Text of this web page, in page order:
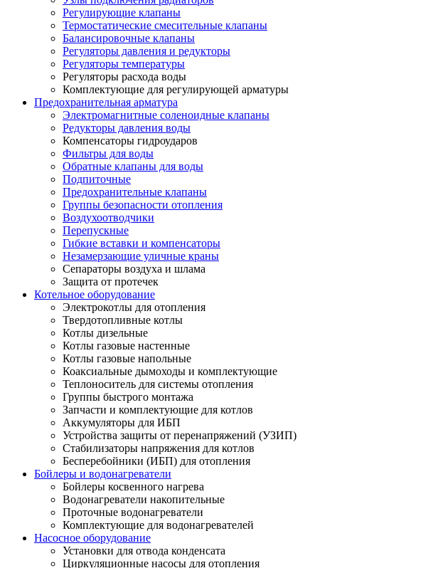
Регулирующие клапаны
Термостатические смесительные клапаны
Балансировочные клапаны
Регуляторы давления и редукторы
Регуляторы температуры
Регуляторы расхода воды
Комплектующие для регулирующей арматуры
Предохранительная арматура
Электромагнитные соленоидные клапаны
Редукторы давления воды
Компенсаторы гидроударов
Фильтры для воды
Обратные клапаны для воды
Подпиточные
Предохранительные клапаны
Группы безопасности отопления
Воздухоотводчики
Перепускные
Гибкие вставки и компенсаторы
Незамерзающие уличные краны
Сепараторы воздуха и шлама
Защита от протечек
Котельное оборудование
Электрокотлы для отопления
Твердотопливные котлы
Котлы дизельные
Котлы газовые настенные
Котлы газовые напольные
Коаксиальные дымоходы и комплектующие
Теплоноситель для системы отопления
Группы быстрого монтажа
Запчасти и комплектующие для котлов
Аккумуляторы для ИБП
Устройства защиты от перенапряжений (УЗИП)
Стабилизаторы напряжения для котлов
Бесперебойники (ИБП) для отопления
Бойлеры и водонагреватели
Бойлеры косвенного нагрева
Водонагреватели накопительные
Проточные водонагреватели
Комплектующие для водонагревателей
Насосное оборудование
Установки для отвода конденсата
Циркуляционные насосы для отопления